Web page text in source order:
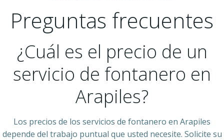
Preguntas frecuentes
¿Cuál es el precio de un
servicio de fontanero en
Arapiles?
Los precios de los servicios de fontanero en Arapiles
depende del trabajo puntual que usted necesite. Solicite su